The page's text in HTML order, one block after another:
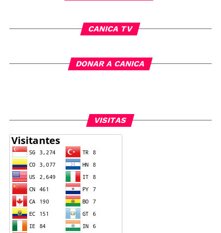
CANICA TV
DONAR A CANICA
VISITAS